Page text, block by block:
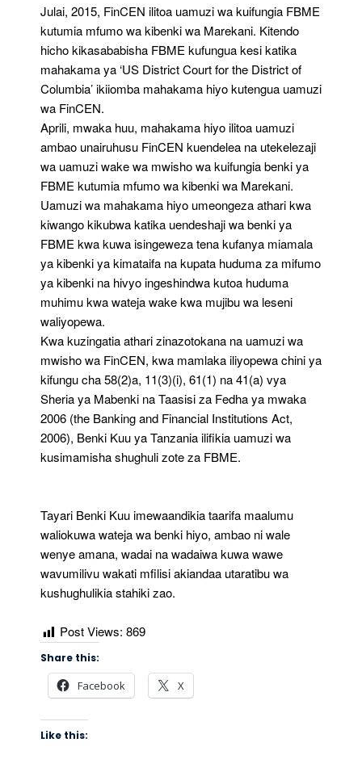
Julai, 2015, FinCEN ilitoa uamuzi wa kuifungia FBME
kutumia mfumo wa kibenki wa Marekani. Kitendo
hicho kikasababisha FBME kufungua kesi katika
mahakama ya ‘US District Court for the District of
Columbia’ ikiiomba mahakama hiyo kutengua uamuzi
wa FinCEN.
Aprili, mwaka huu, mahakama hiyo ilitoa uamuzi
ambao unairuhusu FinCEN kuendelea na utekelezaji
wa uamuzi wake wa mwisho wa kuifungia benki ya
FBME kutumia mfumo wa kibenki wa Marekani.
Uamuzi wa mahakama hiyo umeongeza athari kwa
kiwango kikubwa katika uendeshaji wa benki ya
FBME kwa kuwa isingeweza tena kufanya miamala
ya kibenki ya kimataifa na kupata huduma za mifumo
ya kibenki na hivyo ingeshindwa kutoa huduma
muhimu kwa wateja wake kwa mujibu wa leseni
waliyopewa.
Kwa kuzingatia athari zinazotokana na uamuzi wa
mwisho wa FinCEN, kwa mamlaka iliyopewa chini ya
kifungu cha 58(2)a, 11(3)(i), 61(1) na 41(a) vya
Sheria ya Mabenki na Taasisi za Fedha ya mwaka
2006 (the Banking and Financial Institutions Act,
2006), Benki Kuu ya Tanzania ilifikia uamuzi wa
kusimamisha shughuli zote za FBME.
Tayari Benki Kuu imewaandikia taarifa maalumu
waliokuwa wateja wa benki hiyo, ambao ni wale
wenye amana, wadai na wadaiwa kuwa wawe
wavumilivu wakati mfilisi akiandaa utaratibu wa
kushughulikia stahiki zao.
Post Views: 869
Share this:
Facebook X
Like this: